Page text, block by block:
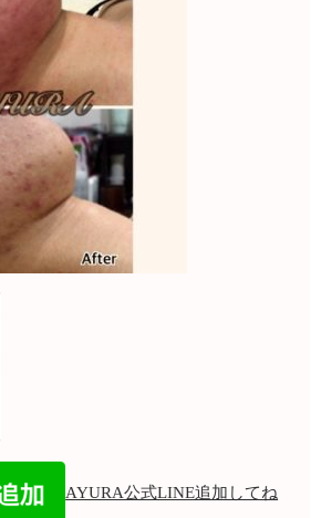
AYURA公式LINE追加してね